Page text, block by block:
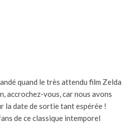
quand le très attendu film Zelda
accrochez-vous, car nous avons
la date de sortie tant espérée !
de ce classique intemporel